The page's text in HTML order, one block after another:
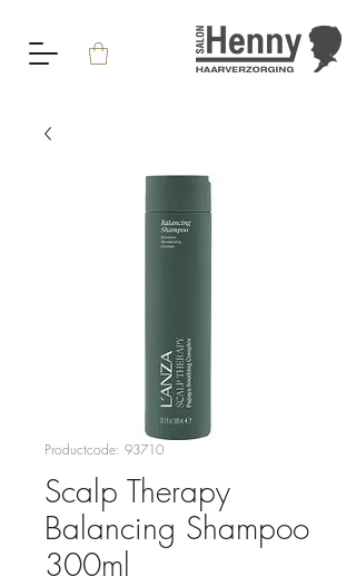
Productcode: 93710
Scalp Therapy
Balancing Shampoo
300ml